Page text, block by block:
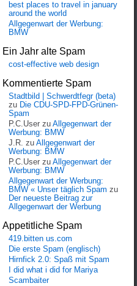
best places to travel in january
around the world
Allgegenwart der Werbung:
BMW
Ein Jahr alte Spam
cost-effective web design
Kommentierte Spam
Stadtbild | Schwerdtfegr (beta)
zu Die CDU-SPD-FPD-Grünen-
Spam
P.C.User zu Allgegenwart der
Werbung: BMW
J.R. zu Allgegenwart der
Werbung: BMW
P.C.User zu Allgegenwart der
Werbung: BMW
Allgegenwart der Werbung:
BMW « Unser täglich Spam zu
Der neueste Beitrag zur
Allgegenwart der Werbung
Appetitliche Spam
419.bitten us.com
Die erste Spam (englisch)
Hirnfick 2.0: Spaß mit Spam
I did what i did for Mariya
Scambaiter